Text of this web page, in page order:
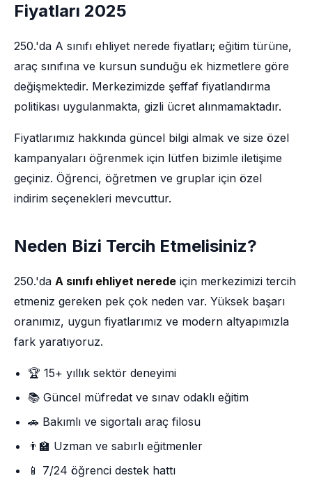
Fiyatları 2025
250.'da A sınıfı ehliyet nerede fiyatları; eğitim türüne,
araç sınıfına ve kursun sunduğu ek hizmetlere göre
değişmektedir. Merkezimizde şeffaf fiyatlandırma
politikası uygulanmakta, gizli ücret alınmamaktadır.
Fiyatlarımız hakkında güncel bilgi almak ve size özel
kampanyaları öğrenmek için lütfen bizimle iletişime
geçiniz. Öğrenci, öğretmen ve gruplar için özel
indirim seçenekleri mevcuttur.
Neden Bizi Tercih Etmelisiniz?
250.'da A sınıfı ehliyet nerede için merkezimizi tercih
etmeniz gereken pek çok neden var. Yüksek başarı
oranımız, uygun fiyatlarımız ve modern altyapımızla
fark yaratıyoruz.
🏆 15+ yıllık sektör deneyimi
📚 Güncel müfredat ve sınav odaklı eğitim
🚗 Bakımlı ve sigortalı araç filosu
👨‍🏫 Uzman ve sabırlı eğitmenler
📱 7/24 öğrenci destek hattı